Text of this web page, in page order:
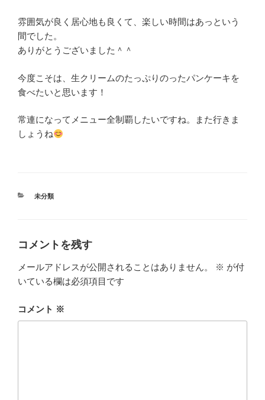
雰囲気が良く居心地も良くて、楽しい時間はあっという
間でした。
ありがとうございました＾＾
今度こそは、生クリームのたっぷりのったパンケーキを
食べたいと思います！
常連になってメニュー全制覇したいですね。また行きま
しょうね
カ
未分類
コメントを残す
メールアドレスが公開されることはありません。 ※ が付
いている欄は必須項目です
コメント ※